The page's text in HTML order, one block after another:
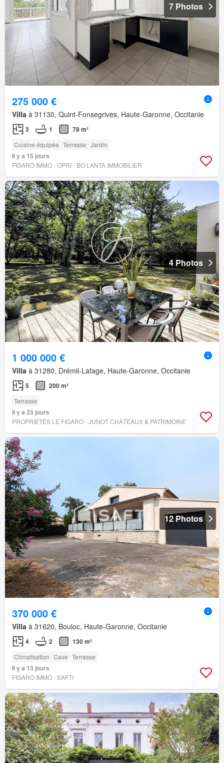
7 Photos
275 000 €
Villa à 31130, Quint-Fonsegrives, Haute-Garonne, Occitanie
3 1 78 m²
Cuisine équipée Terrasse Jardin
Il y a 15 jours
FIGARO IMMO - OPRI - BO LANTA IMMOBILIER
4 Photos
1 000 000 €
Villa à 31280, Drémil-Lafage, Haute-Garonne, Occitanie
5 200 m²
Terrasse
Il y a 23 jours
PROPRIÉTÉS LE FIGARO - JUNOT CHÂTEAUX & PATRIMOINE
12 Photos
370 000 €
Villa à 31620, Bouloc, Haute-Garonne, Occitanie
4 2 130 m²
Climatisation Cave Terrasse
Il y a 13 jours
FIGARO IMMO - SAFTI